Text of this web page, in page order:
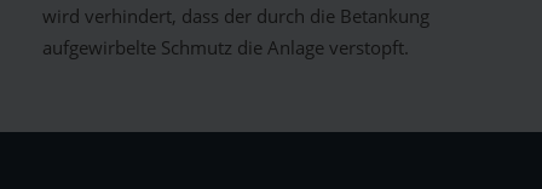
wird verhindert, dass der durch die Betankung
aufgewirbelte Schmutz die Anlage verstopft.